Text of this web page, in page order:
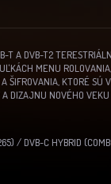
A DVB-T2
MENU
KTORÉ SÚ
DIZAJNU NOVÉHO
/ DVB-C HYBRID